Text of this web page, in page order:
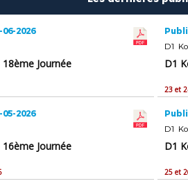
2026
Journée
D1
D1
23 et
2026
Journée
D1
D1
25 et